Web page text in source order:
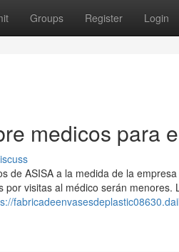
Groups Register Login
medicos para
de ASISA a la medida de la
visitas al médico serán